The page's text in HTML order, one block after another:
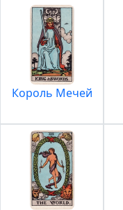
Король Мечей